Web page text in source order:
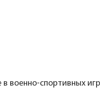
военно-спортивных